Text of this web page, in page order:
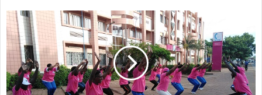
e
:
«
D
e
s
m
A
m
i
c
a
l
e